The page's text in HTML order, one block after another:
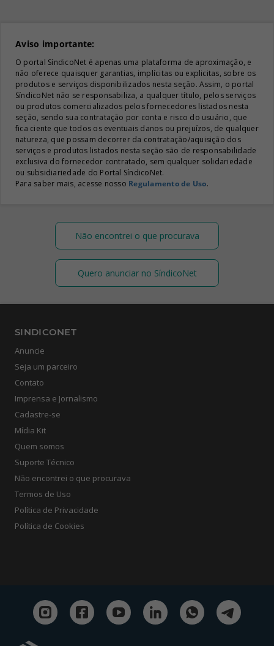
Aviso importante:
O portal SíndicoNet é apenas uma plataforma de aproximação, e
não oferece quaisquer garantias, implícitas ou explicitas, sobre os
produtos e serviços disponibilizados nesta seção. Assim, o portal
SíndicoNet não se responsabiliza, a qualquer título, pelos serviços
ou produtos comercializados pelos fornecedores listados nesta
seção, sendo sua contratação por conta e risco do usuário, que
fica ciente que todos os eventuais danos ou prejuízos, de qualquer
natureza, que possam decorrer da contratação/aquisição dos
serviços e produtos listados nesta seção são de responsabilidade
exclusiva do fornecedor contratado, sem qualquer solidariedade
ou subsidiariedade do Portal SíndicoNet.
Para saber mais, acesse nosso Regulamento de Uso.
Não encontrei o que procurava
Quero anunciar no SíndicoNet
SINDICONET
Anuncie
Seja um parceiro
Contato
Imprensa e Jornalismo
Cadastre-se
Mídia Kit
Quem somos
Suporte Técnico
Não encontrei o que procurava
Termos de Uso
Política de Privacidade
Política de Cookies